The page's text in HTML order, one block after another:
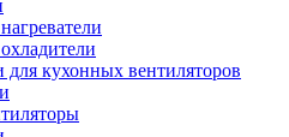
для кухонных вентиляторов